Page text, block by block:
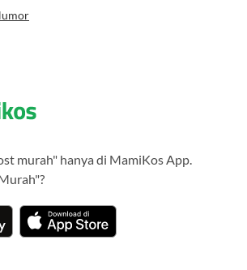
murah" hanya di MamiKos App.